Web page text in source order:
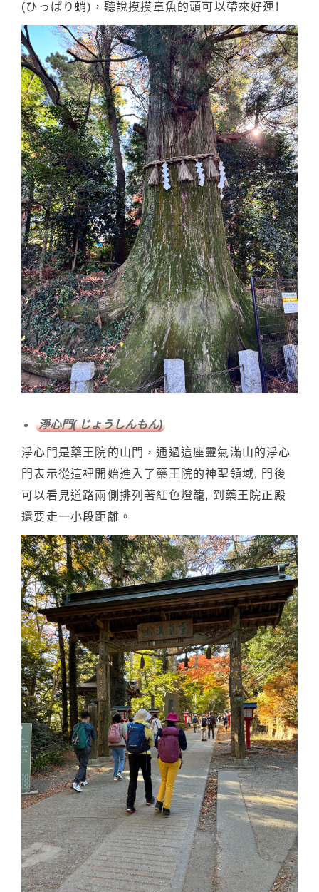
(ひっぱり蛸)，聽說摸摸章魚的頭可以帶來好運!
淨心門( じょうしんもん)
淨心門是藥王院的山門，通過這座靈氣滿山的淨心
門表示從這裡開始進入了藥王院的神聖領域, 門後
可以看見道路兩側排列著紅色燈籠, 到藥王院正殿
還要走一小段距離。